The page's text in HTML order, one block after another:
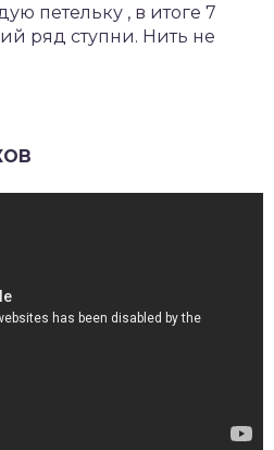
петельку , в итоге 7
ряд ступни. Нить не